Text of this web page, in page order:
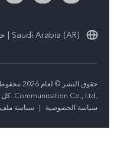
Saudi Arabia (AR) | حدد البلد/المنطقة
Communication Co., Ltd.‎. كل الحقوق محفوظة.
سياسة الخصوصية
| سياسة ملف